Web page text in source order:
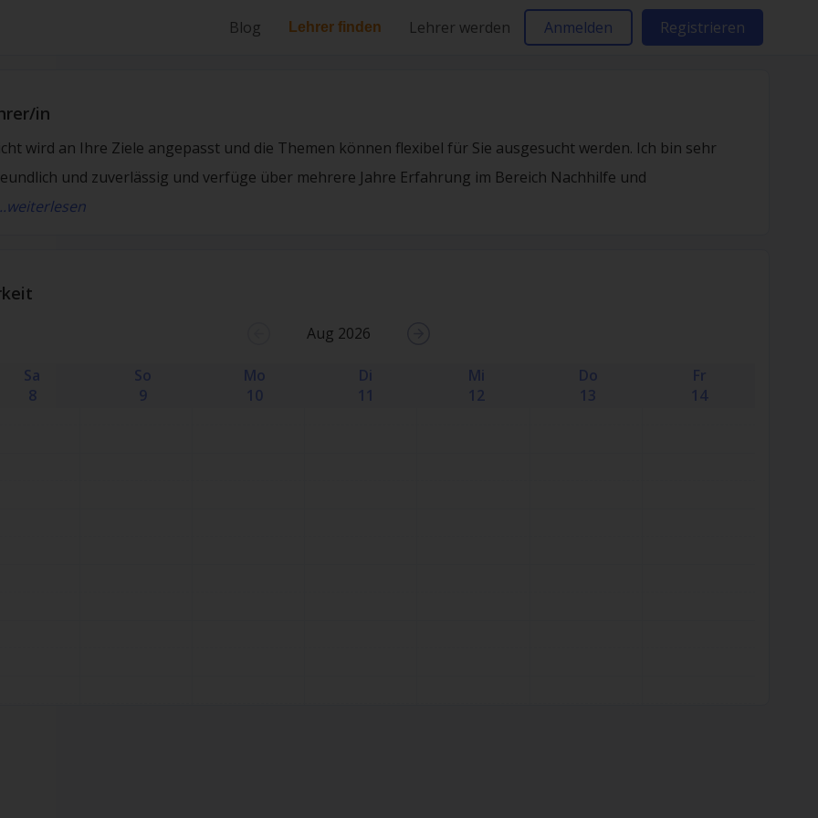
Blog Lehrer finden Lehrer werden Anmelden Registrieren
in
wird an Ihre Ziele angepasst und die Themen können flexibel für Sie ausgesucht werden. Ich bin sehr
und zuverlässig und verfüge über mehrere Jahre Erfahrung im Bereich Nachhilfe und
Aug 2026
Sa
8
So
9
Mo
10
Di
11
Mi
12
Do
13
Fr
14